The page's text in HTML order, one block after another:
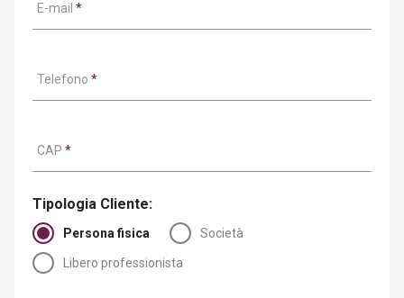
E-mail *
Telefono *
CAP *
Tipologia Cliente:
Persona fisica Società
Libero professionista